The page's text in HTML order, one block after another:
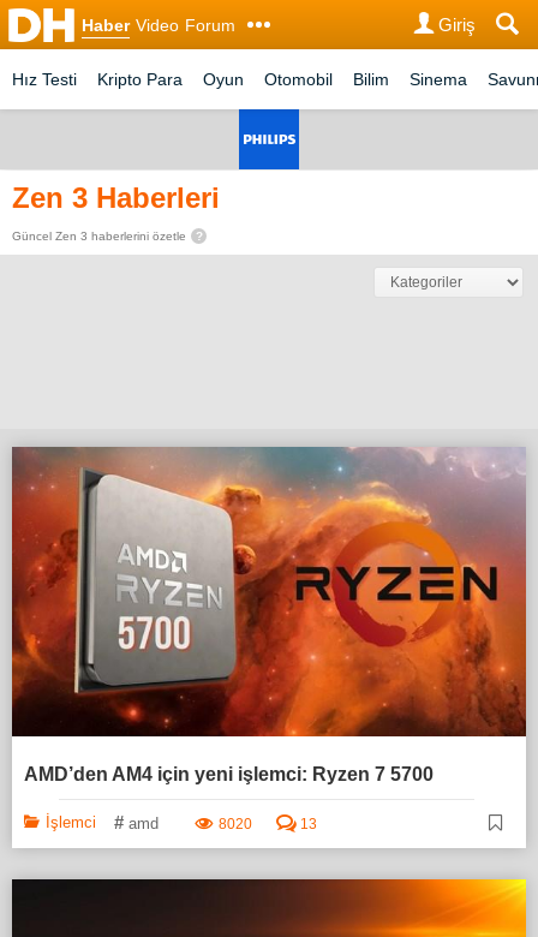
Haber Video Forum Giriş
Hız Testi Kripto Para Oyun Otomobil Bilim Sinema
Zen 3 Haberleri
Güncel Zen 3 haberlerini özetle ?
AMD’den AM4 için yeni işlemci: Ryzen 7 5700
İşlemci # amd 8020 13